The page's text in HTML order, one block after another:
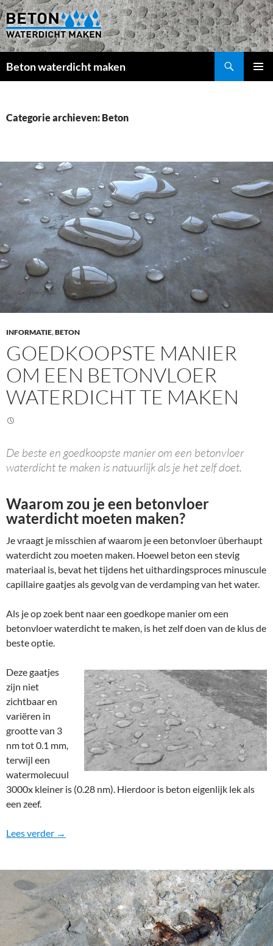
Beton waterdicht maken
INHOUD
Categorie archieven: Beton
INFORMATIE,BETON
GOEDKOOPSTE MANIER
OM EEN BETONVLOER
WATERDICHT TE MAKEN
De beste en goedkoopste manier om een betonvloer
waterdicht te maken is natuurlijk als je het zelf doet.
Waarom zou je een betonvloer
waterdicht moeten maken?
Je vraagt je misschien af waarom je een betonvloer überhaupt
waterdicht zou moeten maken. Hoewel beton een stevig
materiaal is, bevat het tijdens het uithardingsproces minuscule
capillaire gaatjes als gevolg van de verdamping van het water.
Als je op zoek bent naar een goedkope manier om een
betonvloer waterdicht te maken, is het zelf doen van de klus de
beste optie.
Deze gaatjes
zijn niet
zichtbaar en
variëren in
grootte van 3
nm tot 0.1 mm,
terwijl een
watermolecuul
3000x kleiner is (0.28 nm). Hierdoor is beton eigenlijk lek als
een zeef.
Lees verder Goedkoopste manier om een betonvloer
→